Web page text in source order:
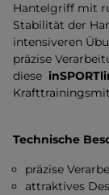
Hantelgriff mit
Stabilität der
intensiveren
präzise
diese
Technische
präzise
attraktives